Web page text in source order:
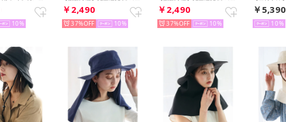
10
￥2,490
37% 10
￥2,490
37% 10
￥5,390
10